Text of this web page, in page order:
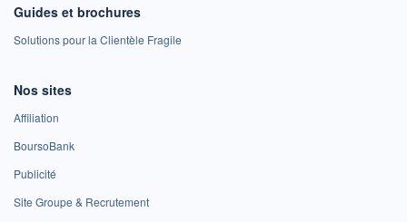
Guides et brochures
Solutions pour la Clientèle Fragile
Nos sites
Affiliation
BoursoBank
Publicité
Site Groupe & Recrutement